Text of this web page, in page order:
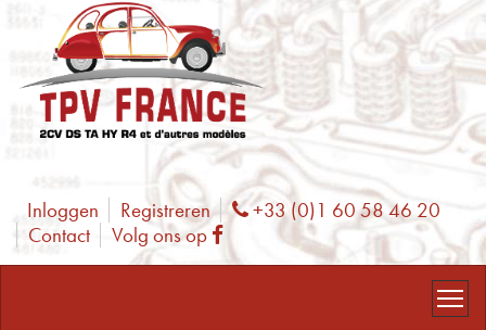
Inloggen Registreren Phone
+33 (0)1 60 58 46 20
Contact
Volg ons op Facebook